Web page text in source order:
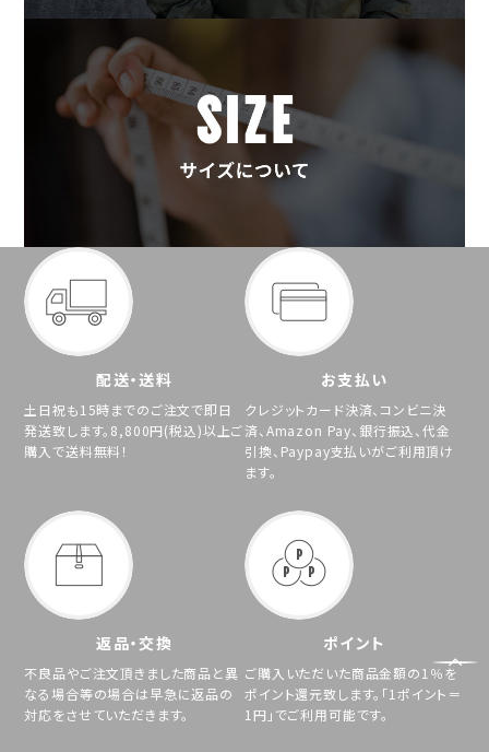
配送・送料
土日祝も15時までのご注文で即日
発送致します。8,800円(税込)以上ご
購入で送料無料！
お支払い
クレジットカード決済、コンビニ決
済、Amazon Pay、銀行振込、代金
引換、Paypay支払いがご利用頂け
ます。
返品・交換
不良品やご注文頂きました商品と異
なる場合等の場合は早急に返品の
対応をさせていただきます。
ポイント
ご購入いただいた商品金額の1％を
ポイント還元致します。「1ポイント＝
1円」でご利用可能です。